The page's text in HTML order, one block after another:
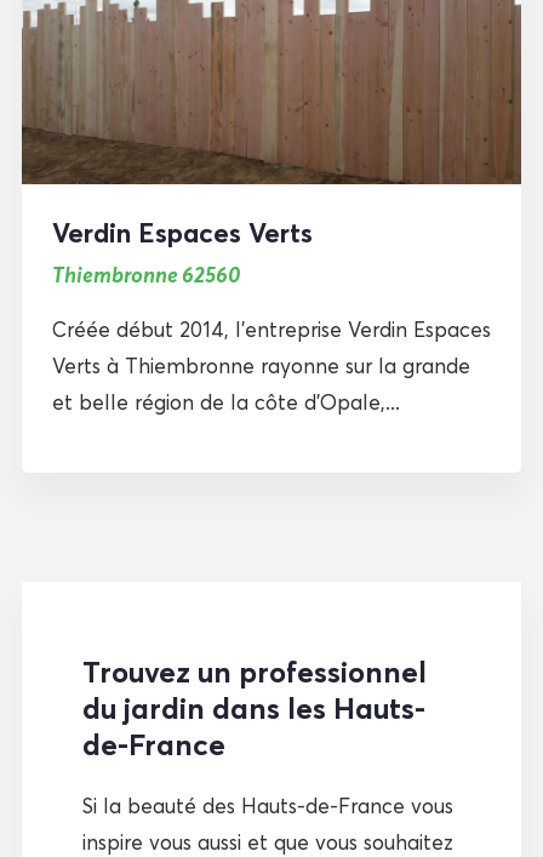
Verdin Espaces Verts
Thiembronne 62560
Créée début 2014, l’entreprise Verdin Espaces
Verts à Thiembronne rayonne sur la grande
et belle région de la côte d’Opale,...
Trouvez un professionnel
du jardin dans les Hauts-
de-France
Si la beauté des Hauts-de-France vous
inspire vous aussi et que vous souhaitez